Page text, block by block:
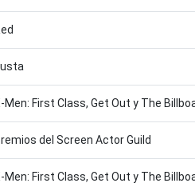
Men: First Class, Get Out y The
del Screen Actor Guild
Men: First Class, Get Out y The